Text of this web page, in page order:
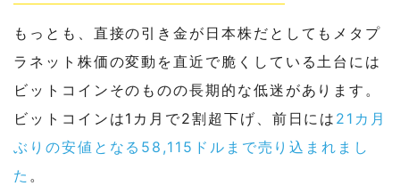
もっとも、直接の引き金が日本株だとしてもメタプ
ラネット株価の変動を直近で脆くしている土台には
ビットコインそのものの長期的な低迷があります。
ビットコインは1カ月で2割超下げ、前日には 21カ月
ぶりの安値となる58,115ドルまで売り込まれまし
た 。